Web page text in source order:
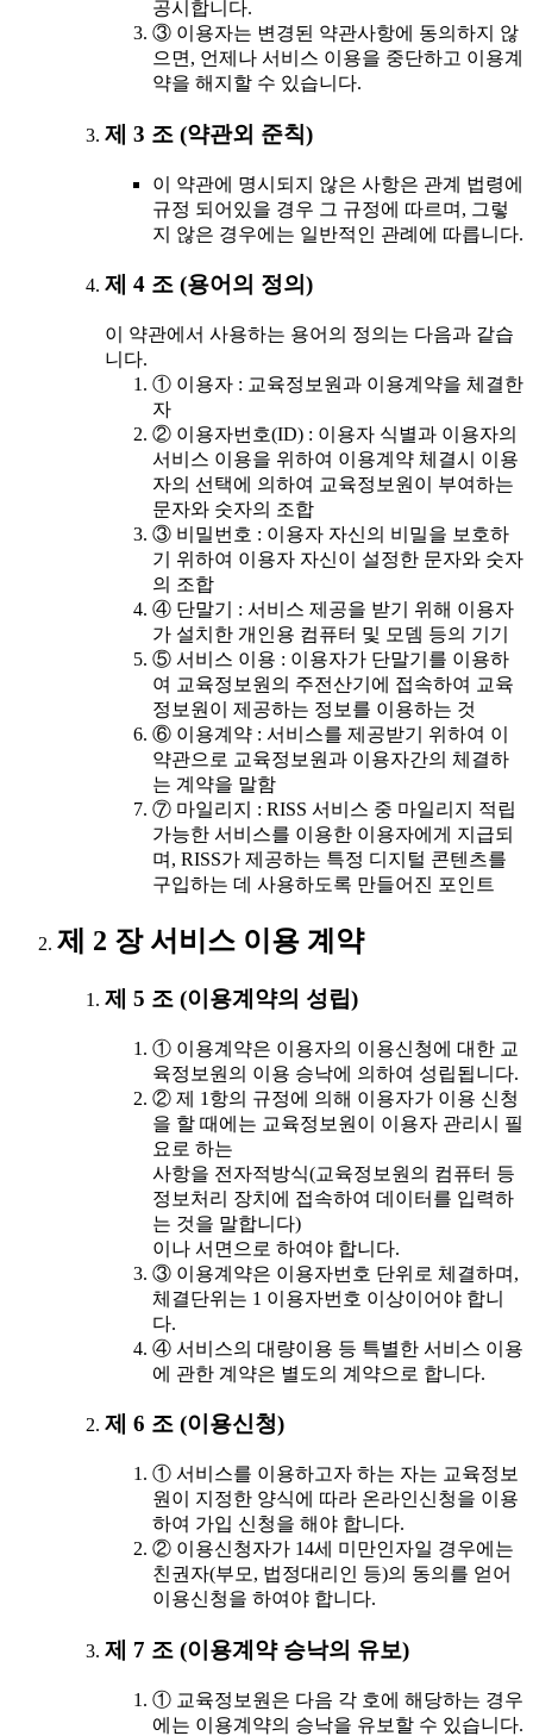
공시합니다.
③ 이용자는 변경된 약관사항에 동의하지 않
으면, 언제나 서비스 이용을 중단하고 이용계
약을 해지할 수 있습니다.
제 3 조 (약관외 준칙)
이 약관에 명시되지 않은 사항은 관계 법령에
규정 되어있을 경우 그 규정에 따르며, 그렇
지 않은 경우에는 일반적인 관례에 따릅니다.
제 4 조 (용어의 정의)
이 약관에서 사용하는 용어의 정의는 다음과 같습
니다.
① 이용자 : 교육정보원과 이용계약을 체결한
자
② 이용자번호(ID) : 이용자 식별과 이용자의
서비스 이용을 위하여 이용계약 체결시 이용
자의 선택에 의하여 교육정보원이 부여하는
문자와 숫자의 조합
③ 비밀번호 : 이용자 자신의 비밀을 보호하
기 위하여 이용자 자신이 설정한 문자와 숫자
의 조합
④ 단말기 : 서비스 제공을 받기 위해 이용자
가 설치한 개인용 컴퓨터 및 모뎀 등의 기기
⑤ 서비스 이용 : 이용자가 단말기를 이용하
여 교육정보원의 주전산기에 접속하여 교육
정보원이 제공하는 정보를 이용하는 것
⑥ 이용계약 : 서비스를 제공받기 위하여 이
약관으로 교육정보원과 이용자간의 체결하
는 계약을 말함
⑦ 마일리지 : RISS 서비스 중 마일리지 적립
가능한 서비스를 이용한 이용자에게 지급되
며, RISS가 제공하는 특정 디지털 콘텐츠를
구입하는 데 사용하도록 만들어진 포인트
제 2 장 서비스 이용 계약
제 5 조 (이용계약의 성립)
① 이용계약은 이용자의 이용신청에 대한 교
육정보원의 이용 승낙에 의하여 성립됩니다.
② 제 1항의 규정에 의해 이용자가 이용 신청
을 할 때에는 교육정보원이 이용자 관리시 필
요로 하는
사항을 전자적방식(교육정보원의 컴퓨터 등
정보처리 장치에 접속하여 데이터를 입력하
는 것을 말합니다)
이나 서면으로 하여야 합니다.
③ 이용계약은 이용자번호 단위로 체결하며,
체결단위는 1 이용자번호 이상이어야 합니
다.
④ 서비스의 대량이용 등 특별한 서비스 이용
에 관한 계약은 별도의 계약으로 합니다.
제 6 조 (이용신청)
① 서비스를 이용하고자 하는 자는 교육정보
원이 지정한 양식에 따라 온라인신청을 이용
하여 가입 신청을 해야 합니다.
② 이용신청자가 14세 미만인자일 경우에는
친권자(부모, 법정대리인 등)의 동의를 얻어
이용신청을 하여야 합니다.
제 7 조 (이용계약 승낙의 유보)
① 교육정보원은 다음 각 호에 해당하는 경우
에는 이용계약의 승낙을 유보할 수 있습니다.